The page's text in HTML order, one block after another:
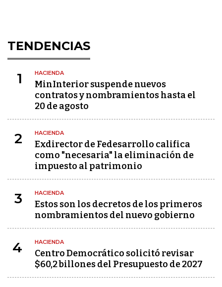
TENDENCIAS
1 HACIENDA
MinInterior suspende nuevos
contratos y nombramientos hasta el
20 de agosto
2 HACIENDA
Exdirector de Fedesarrollo califica
como "necesaria" la eliminación de
impuesto al patrimonio
3 HACIENDA
Estos son los decretos de los primeros
nombramientos del nuevo gobierno
4 HACIENDA
Centro Democrático solicitó revisar
$60,2 billones del Presupuesto de 2027